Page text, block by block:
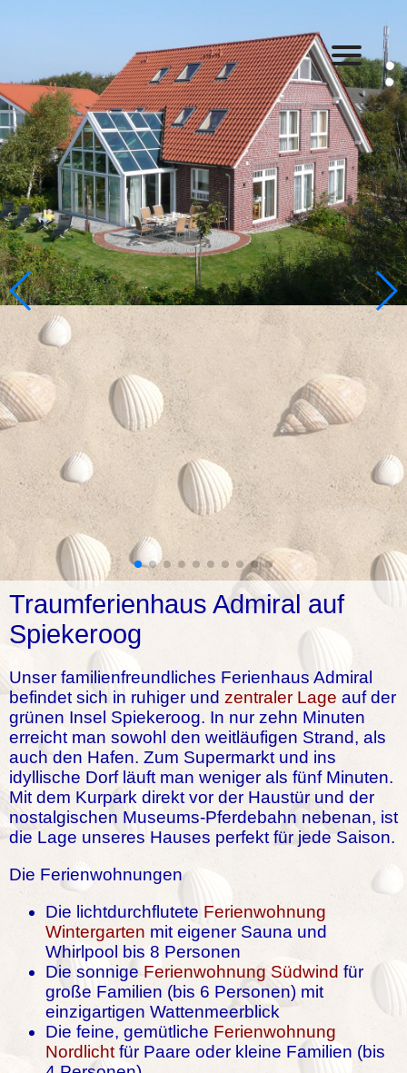
"Südwind"
"Nordlicht"
Traumferienhaus Admiral auf
Spiekeroog
Unser familienfreundliches Ferienhaus Admiral
befindet sich in ruhiger und zentraler Lage auf der
grünen Insel Spiekeroog. In nur zehn Minuten
erreicht man sowohl den weitläufigen Strand, als
auch den Hafen. Zum Supermarkt und ins
idyllische Dorf läuft man weniger als fünf Minuten.
Mit dem Kurpark direkt vor der Haustür und der
nostalgischen Museums-Pferdebahn nebenan, ist
die Lage unseres Hauses perfekt für jede Saison.
Die Ferienwohnungen
Die lichtdurchflutete Ferienwohnung
Wintergarten mit eigener Sauna und
Whirlpool bis 8 Personen
Die sonnige Ferienwohnung Südwind für
große Familien (bis 6 Personen) mit
einzigartigen Wattenmeerblick
Die feine, gemütliche Ferienwohnung
Nordlicht für Paare oder kleine Familien (bis